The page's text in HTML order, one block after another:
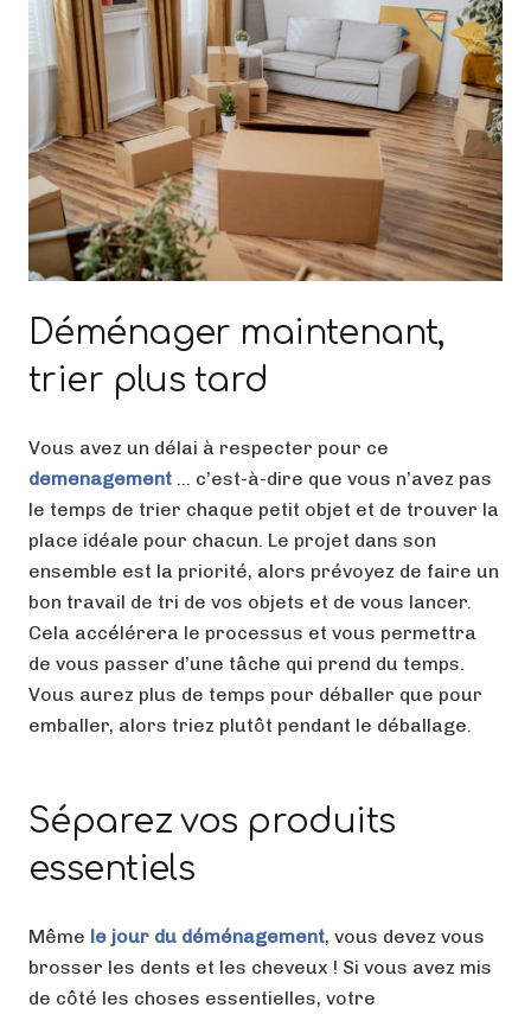
Déménager maintenant,
trier plus tard
Vous avez un délai à respecter pour ce
demenagement
… c’est-à-dire que vous n’avez pas
le temps de trier chaque petit objet et de trouver la
place idéale pour chacun. Le projet dans son
ensemble est la priorité, alors prévoyez de faire un
bon travail de tri de vos objets et de vous lancer.
Cela accélérera le processus et vous permettra
de vous passer d’une tâche qui prend du temps.
Vous aurez plus de temps pour déballer que pour
emballer, alors triez plutôt pendant le déballage.
Séparez vos produits
essentiels
Même le jour du déménagement, vous devez vous
brosser les dents et les cheveux ! Si vous avez mis
de côté les choses essentielles, votre